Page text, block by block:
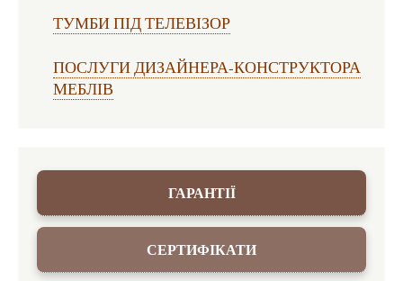
ТУМБИ ПІД ТЕЛЕВІЗОР
ПОСЛУГИ ДИЗАЙНЕРА-КОНСТРУКТОРА
МЕБЛІВ
ГАРАНТІЇ
СЕРТИФІКАТИ